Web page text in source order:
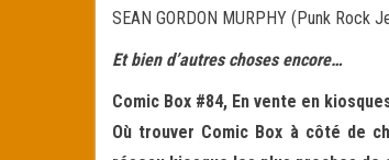
SEAN GORDON MURPHY (Punk Rock
Et bien d’autres choses encore…
Comic Box #84, En vente en
Où trouver Comic Box à côté de